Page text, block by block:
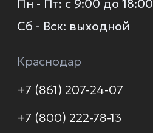
Политика конфиденциальности
Распродажа